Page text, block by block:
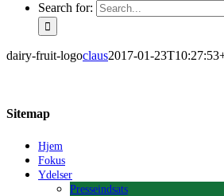
Search for:
dairy-fruit-logoclaus2017-01-
Sitemap
Hjem
Fokus
Ydelser
Presseindsats